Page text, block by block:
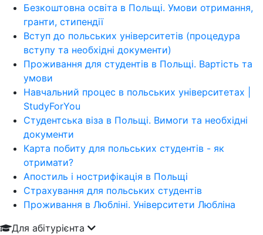
Безкоштовна освіта в Польщі. Умови отримання,
гранти, стипендії
Вступ до польських університетів (процедура
вступу та необхідні документи)
Проживання для студентів в Польщі. Вартість та
умови
Навчальний процес в польських університетах |
StudyForYou
Студентська віза в Польщі. Вимоги та необхідні
документи
Карта побиту для польських студентів - як
отримати?
Апостиль і нострифікація в Польщі
Страхування для польських студентів
Проживання в Любліні. Університети Любліна
Для абітурієнта